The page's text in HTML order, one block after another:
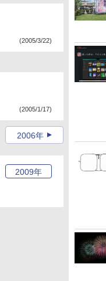
(2005/3/22)
(2005/1/17)
2006年
2009年